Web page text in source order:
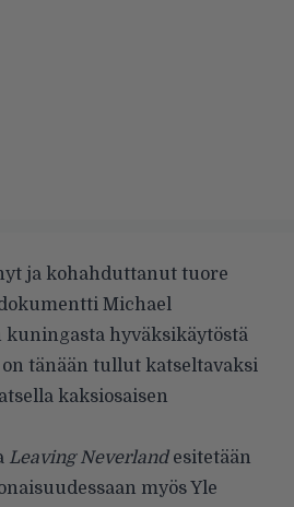
ja kohahduttanut tuore
Michael
kuningasta hyväksikäytöstä
tänään tullut katseltavaksi
kaksiosaisen
Leaving Neverlandesitetään
myös Yle